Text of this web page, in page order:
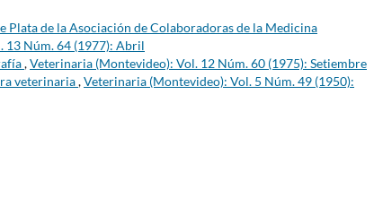
Plata de la Asociación de Colaboradoras de la Medicina
13 Núm. 64 (1977): Abril
,Veterinaria (Montevideo): Vol. 12 Núm. 60 (1975): Setiembre
veterinaria,Veterinaria (Montevideo): Vol. 5 Núm. 49 (1950):